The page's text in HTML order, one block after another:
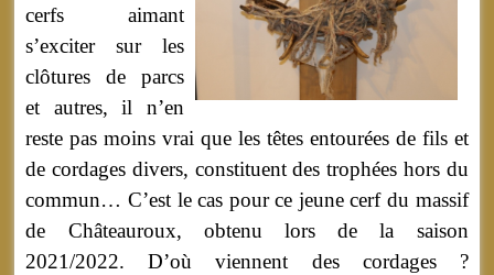
cerfs aimant
s’exciter sur les
clôtures de parcs
et autres, il n’en
reste pas moins vrai que les têtes entourées de fils et
de cordages divers, constituent des trophées hors du
commun… C’est le cas pour ce jeune cerf du massif
de Châteauroux, obtenu lors de la saison
2021/2022. D’où viennent des cordages ?